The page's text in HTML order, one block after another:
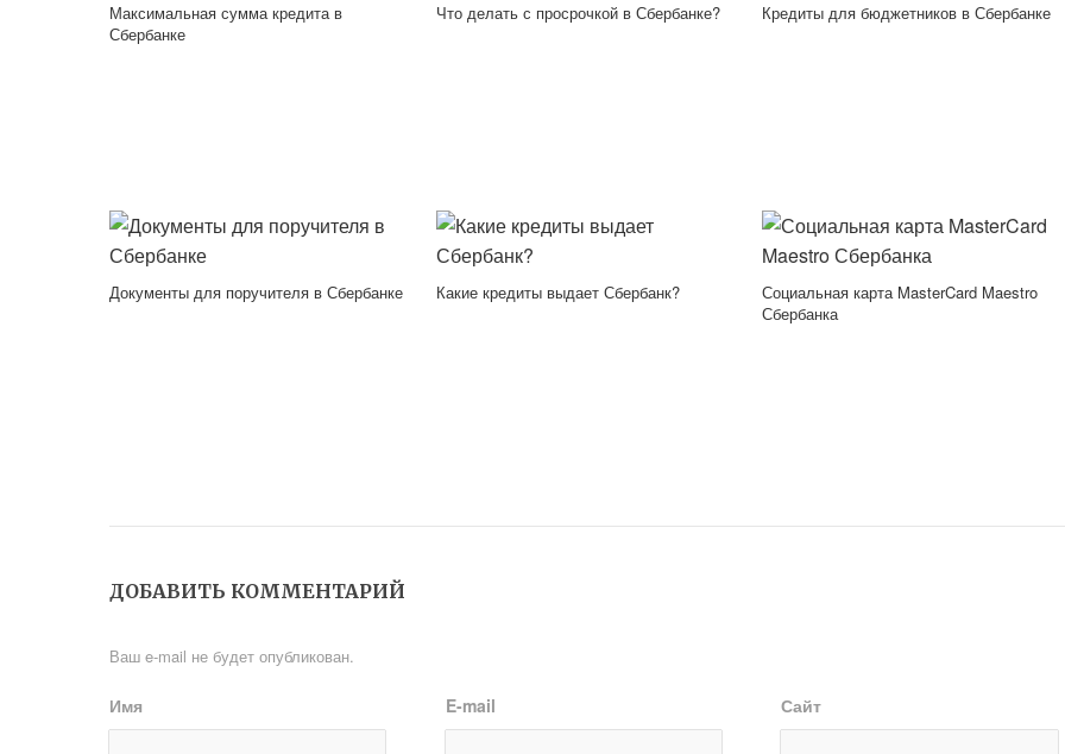
Максимальная сумма кредита в
Сбербанке
Что делать с просрочкой в Сбербанке? Кредиты для бюджетников в Сбербанке
Документы для поручителя в Сбербанке Какие кредиты выдает Сбербанк?
Социальная карта MasterCard Maestro
Сбербанка
ДОБАВИТЬ КОММЕНТАРИЙ
Ваш e-mail не будет опубликован.
Имя E-mail Сайт